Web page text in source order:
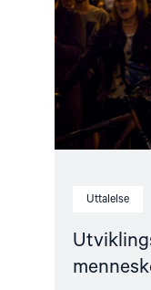
Uttalelse